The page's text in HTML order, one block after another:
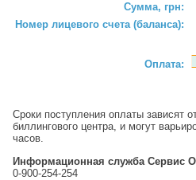
Сумма, грн:
Номер лицевого счета (баланса):
Оплата:
Сроки поступления оплаты зависят
биллингового центра, и могут
часов.
Информационная служба Сервис
0-900-254-254